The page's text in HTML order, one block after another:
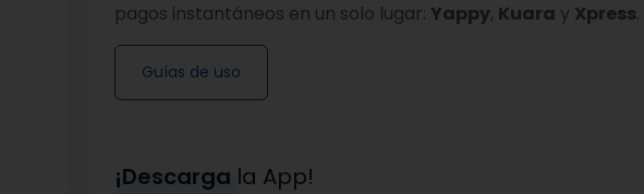
pagos instantáneos en un solo lugar: Yappy, Kuara y Xpress.
Guías de uso
¡Descarga la App!